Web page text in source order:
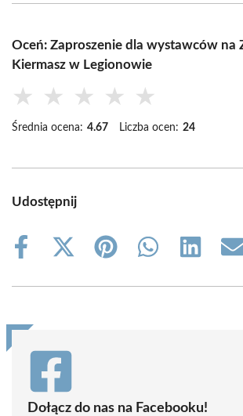
Oceń: Zaproszenie dla wystawców na
Kiermasz w Legionowie
★ ★ ★ ★ ★
Średnia ocena: 4.67 Liczba ocen: 24
Udostępnij
Share
Share
(Twitter)
Share
Share
Share
Dołącz do nas na Facebooku!